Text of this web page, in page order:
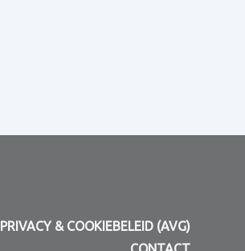
PRIVACY & COOKIEBELEID (AVG)